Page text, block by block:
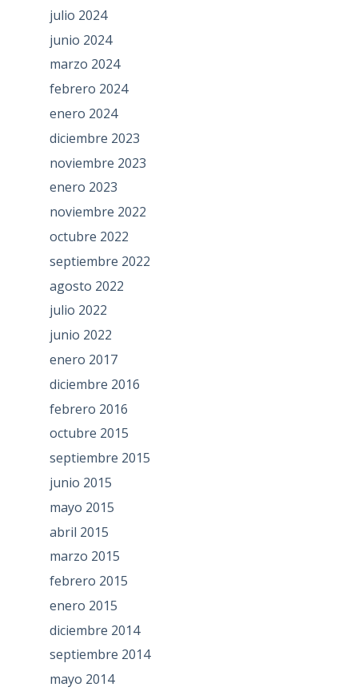
julio 2024
junio 2024
marzo 2024
febrero 2024
enero 2024
diciembre 2023
noviembre 2023
enero 2023
noviembre 2022
octubre 2022
septiembre 2022
agosto 2022
julio 2022
junio 2022
enero 2017
diciembre 2016
febrero 2016
octubre 2015
septiembre 2015
junio 2015
mayo 2015
abril 2015
marzo 2015
febrero 2015
enero 2015
diciembre 2014
septiembre 2014
mayo 2014